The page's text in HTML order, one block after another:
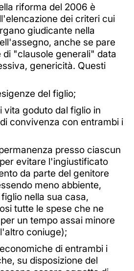
riforma del 2006 è
dei criteri cui
giudicante nella
anche se pare
di "clausole generali" data
genericità. Questi
del figlio;
vita goduto dal figlio in
convivenza con entrambi i
presso ciascun
evitare l'ingiustificato
da parte del genitore
meno abbiente,
nella sua casa,
tutte le spese che ne
un tempo assai minore
coniuge);
di entrambi i
su disposizione del